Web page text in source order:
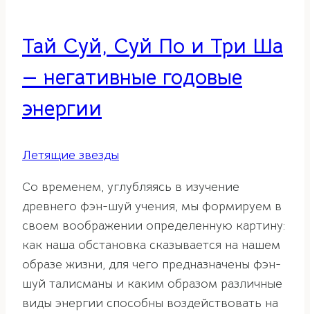
Тай Суй, Суй По и Три Ша
— негативные годовые
энергии
Летящие звезды
Со временем, углубляясь в изучение
древнего фэн-шуй учения, мы формируем в
своем воображении определенную картину:
как наша обстановка сказывается на нашем
образе жизни, для чего предназначены фэн-
шуй талисманы и каким образом различные
виды энергии способны воздействовать на